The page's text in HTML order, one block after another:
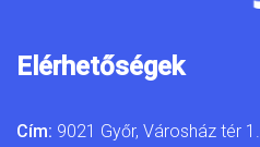
Elérhetőségek
Cím: 9021 Győr, Városház tér 1.